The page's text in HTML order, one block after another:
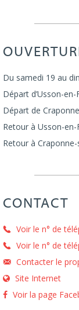
Du samedi 19 au
Départ d’Usson-
Départ de
Retour à Usson-
Retour à
CONTACT
Voir le n° de
Voir le n° de
Contacter le
Site Internet
Voir la page